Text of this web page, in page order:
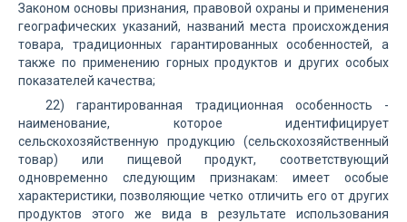
Законом основы признания, правовой охраны и применения
географических указаний, названий места происхождения
товара, традиционных гарантированных особенностей, а
также по применению горных продуктов и других особых
показателей качества;
22) гарантированная традиционная особенность -
наименование, которое идентифицирует
сельскохозяйственную продукцию (сельскохозяйственный
товар) или пищевой продукт, соответствующий
одновременно следующим признакам: имеет особые
характеристики, позволяющие четко отличить его от других
продуктов этого же вида в результате использования